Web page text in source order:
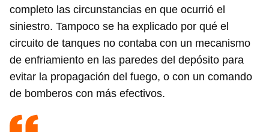
completo las circunstancias en que ocurrió el
siniestro. Tampoco se ha explicado por qué el
circuito de tanques no contaba con un mecanismo
de enfriamiento en las paredes del depósito para
evitar la propagación del fuego, o con un comando
de bomberos con más efectivos.